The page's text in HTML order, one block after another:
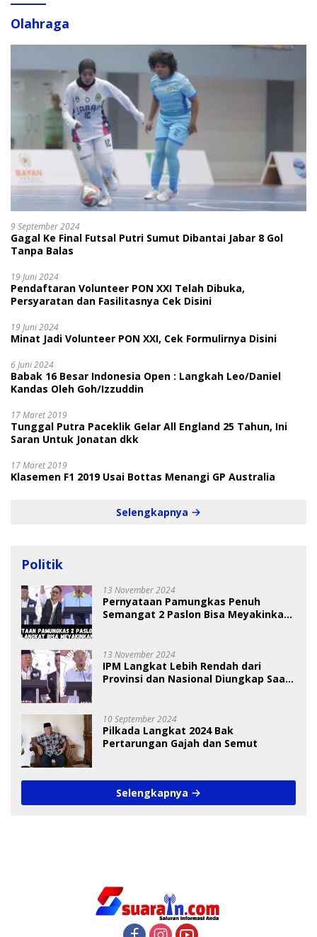
Olahraga
9 September 2024
Gagal Ke Final Futsal Putri Sumut Dibantai Jabar 8 Gol
Tanpa Balas
19 Juni 2024
Pendaftaran Volunteer PON XXI Telah Dibuka,
Persyaratan dan Fasilitasnya Cek Disini
19 Juni 2024
Minat Jadi Volunteer PON XXI, Cek Formulirnya Disini
6 Juni 2024
Babak 16 Besar Indonesia Open : Langkah Leo/Daniel
Kandas Oleh Goh/Izzuddin
17 Maret 2019
Tunggal Putra Paceklik Gelar All England 25 Tahun, Ini
Saran Untuk Jonatan dkk
17 Maret 2019
Klasemen F1 2019 Usai Bottas Menangi GP Australia
Selengkapnya
Politik
13 November 2024
Pernyataan Pamungkas Penuh
Semangat 2 Paslon Bisa Meyakinkan
13 November 2024
IPM Langkat Lebih Rendah dari
Provinsi dan Nasional Diungkap Saat
10 September 2024
Pilkada Langkat 2024 Bak
Pertarungan Gajah dan Semut
Selengkapnya